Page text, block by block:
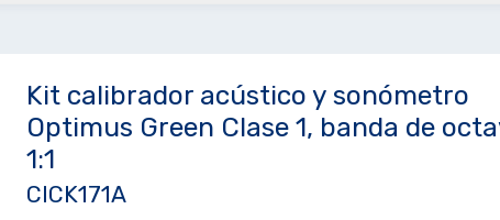
Kit calibrador acústico y sonómetro
Optimus Green Clase 1, banda de
1:1
CICK171A